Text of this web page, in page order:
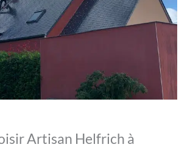
Artisan Helfrich à